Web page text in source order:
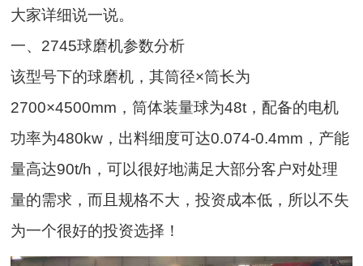
大家详细说一说。
一、2745球磨机参数分析
该型号下的球磨机，其筒径×筒长为
2700×4500mm，筒体装量球为48t，配备的电机
功率为480kw，出料细度可达0.074-0.4mm，产能
量高达90t/h，可以很好地满足大部分客户对处理
量的需求，而且规格不大，投资成本低，所以不失
为一个很好的投资选择！